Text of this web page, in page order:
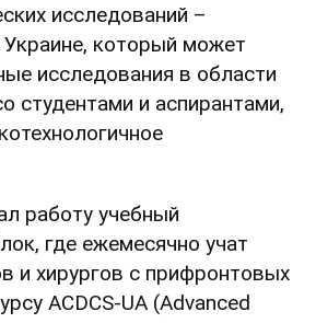
исследований –
который может
исследования в области
студентами и аспирантами,
работу учебный
где ежемесячно учат
и хирургов с прифронтовых
ACDCS-UA (Advanced